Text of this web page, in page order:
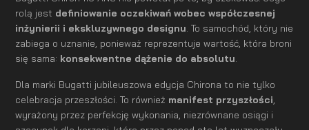
rolą jest definiowanie oczekiwań wobec współczesnej
inżynierii i ekskluzywnego designu . To samochód, który nie
zabiega o uznanie, ponieważ reprezentuje wartość, która broni
się sama: konsekwentne dążenie do absolutu
Dla marki Bugatti jubileuszowa edycja Chirona to nie tylko
celebracja przeszłości. To również manifest przyszłości
wyrażony przez perfekcję wykonania, niezrównane osiągi i